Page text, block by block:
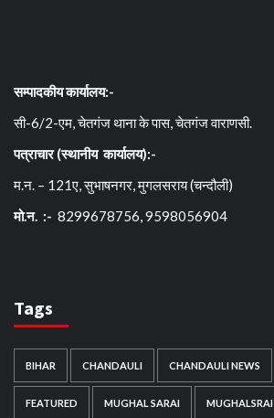
सम्पादकीय कार्यालय:-
सी-6/2-एम, चेतगंज थाना के पास, चेतगंज वाराणसी.
पत्राचार (स्थानीय कार्यालय):-
म.न. – 121ए, सुभाषनगर, मुगलसराय (चन्दौली)
मो.न. :- 8299678756, 9598056904
Tags
BIHAR CHANDAULI CHANDAULI NEWS
FEATURED MUGHAL SARAI MUGHALSRAI